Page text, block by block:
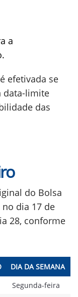
a
efetivada se
data-limite
das
do Bolsa
dia 17 de
28, conforme
DIA DA SEMANA
Segunda-feira